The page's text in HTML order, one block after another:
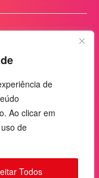
de
Ao clicar em
de
Todos
das Graças